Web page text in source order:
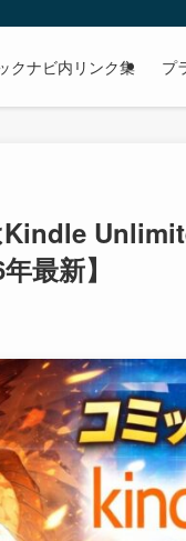
クナビ内リンク集 プ
最新】